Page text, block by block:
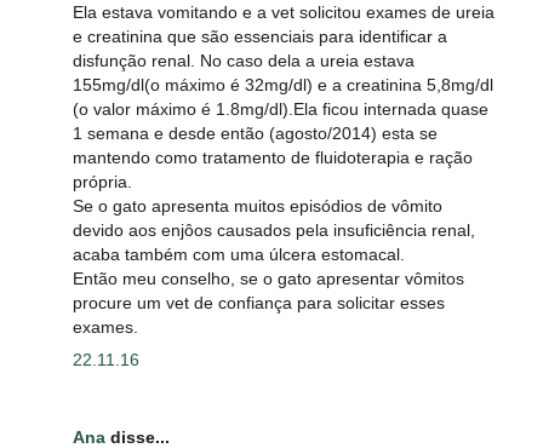
Ela estava vomitando e a vet solicitou exames de ureia
e creatinina que são essenciais para identificar a
disfunção renal. No caso dela a ureia estava
155mg/dl(o máximo é 32mg/dl) e a creatinina 5,8mg/dl
(o valor máximo é 1.8mg/dl).Ela ficou internada quase
1 semana e desde então (agosto/2014) esta se
mantendo como tratamento de fluidoterapia e ração
própria.
Se o gato apresenta muitos episódios de vômito
devido aos enjôos causados pela insuficiência renal,
acaba também com uma úlcera estomacal.
Então meu conselho, se o gato apresentar vômitos
procure um vet de confiança para solicitar esses
exames.
22.11.16
Ana disse...